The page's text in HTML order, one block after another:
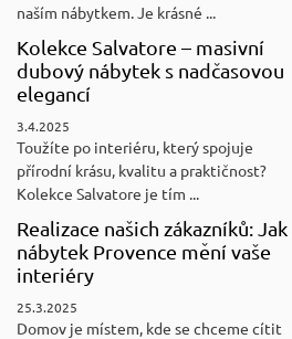
naším nábytkem. Je krásné ...
Kolekce Salvatore – masivní
dubový nábytek s nadčasovou
elegancí
3.4.2025
Toužíte po interiéru, který spojuje
přírodní krásu, kvalitu a praktičnost?
Kolekce Salvatore je tím ...
Realizace našich zákazníků: Jak
nábytek Provence mění vaše
interiéry
25.3.2025
Domov je místem, kde se chceme cítit